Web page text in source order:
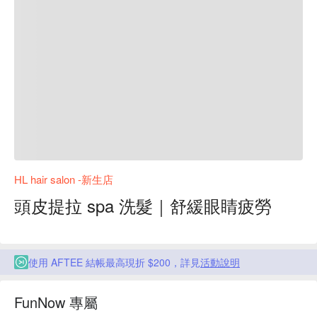
HL hair salon -新生店
頭皮提拉 spa 洗髮｜舒緩眼睛疲勞
使用 AFTEE 結帳最高現折 $200，詳見活動說明
FunNow 專屬